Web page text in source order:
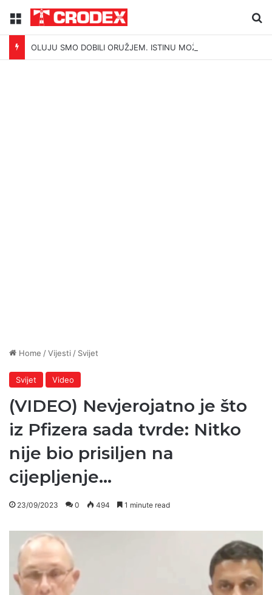
Menu
Home /Vijesti / Svijet
Svijet Video
(VIDEO) Nevjerojatno je što
iz Pfizera sada tvrde: Nitko
nije bio prisiljen na
cijepljenje…
23/09/2023 0 494 1 minute read